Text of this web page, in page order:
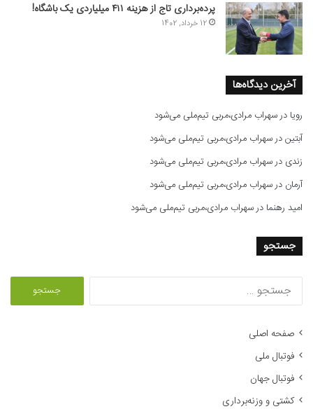
پرده‌برداری تاج از هزینه ۴۱۱ میلیاردی یک باشگاه!
12 خرداد, 1402
آخرین دیدگاه‌ها
رویا درسهراب مرادی،مربی تیم‌ملی می‌شود
آبتیندرسهراب مرادی،مربی تیم‌ملی می‌شود
زندی درسهراب مرادی،مربی تیم‌ملی می‌شود
آرمان درسهراب مرادی،مربی تیم‌ملی می‌شود
امید رهنما درسهراب مرادی،مربی تیم‌ملی می‌شود
جستجو
صفحه اصلی
فوتبال ملی
فوتبال جهان
کشتی و وزنه‌برداری